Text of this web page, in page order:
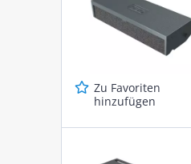
Zu Favoriten
hinzufügen